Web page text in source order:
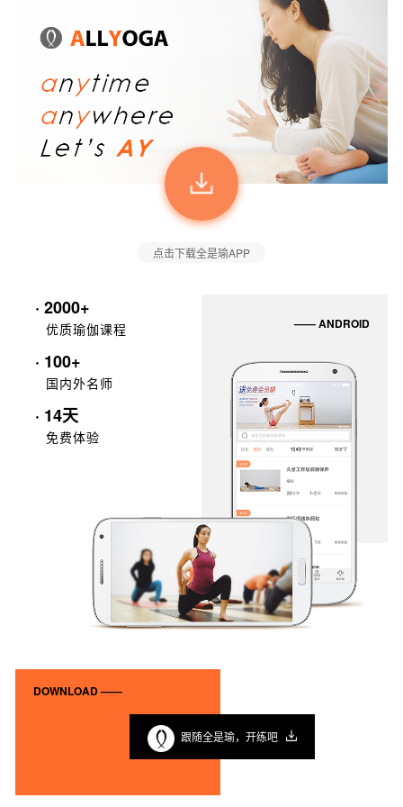
点击下载全是瑜APP
· 2000+
优质瑜伽课程
· 100+
国内外名师
· 14天
免费体验
—— ANDROID
DOWNLOAD ——
跟随全是瑜，开练吧